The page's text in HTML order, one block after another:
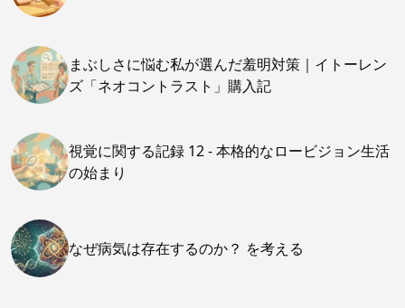
まぶしさに悩む私が選んだ羞明対策｜イトーレン
ズ「ネオコントラスト」購入記
視覚に関する記録 12 - 本格的なロービジョン生活
の始まり
なぜ病気は存在するのか？ を考える